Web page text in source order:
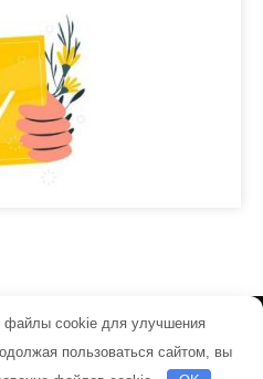
на WordPress
Themes
файлы cookie для улучшения
пользоваться сайтом, вы